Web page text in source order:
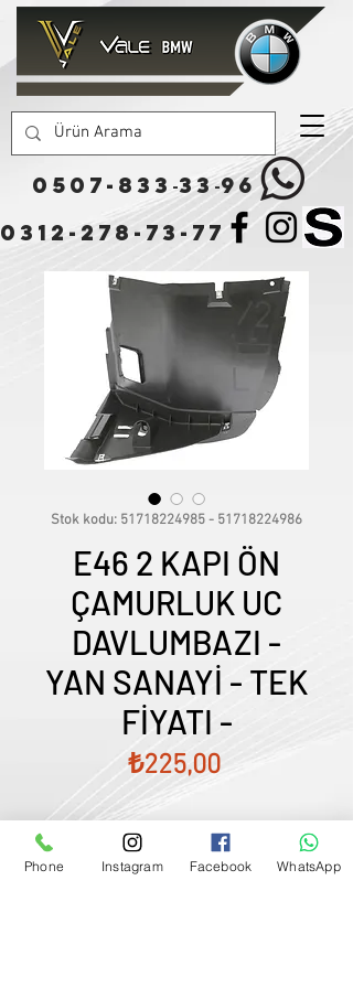
0507-833 -33-96
0312-278-73-77
Stok kodu: 51718224985 - 51718224986
E46 2 KAPI ÖN
ÇAMURLUK UC
DAVLUMBAZI -
YAN SANAYİ - TEK
FİYATI -
₺225,00Fiyat
Satış Temsilcimizle Görüşün
Phone Instagram Facebook WhatsApp